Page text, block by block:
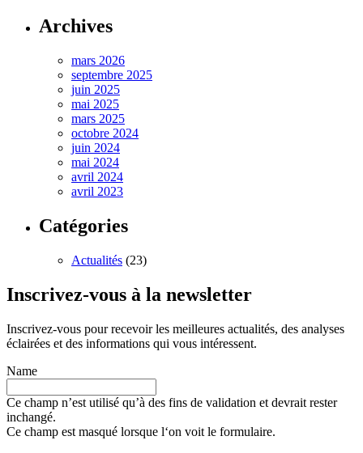
Archives
mars 2026
septembre 2025
juin 2025
mai 2025
mars 2025
octobre 2024
juin 2024
mai 2024
avril 2024
avril 2023
Catégories
Actualités (23)
Inscrivez-vous à la newsletter
Inscrivez-vous pour recevoir les meilleures actualités, des analyses
éclairées et des informations qui vous intéressent.
Name
Ce champ n’est utilisé qu’à des fins de validation et devrait rester
inchangé.
Ce champ est masqué lorsque l‘on voit le formulaire.